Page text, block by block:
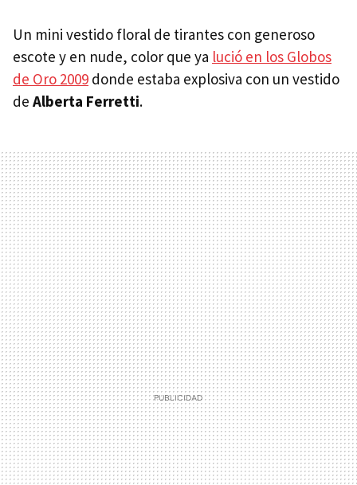
Un mini vestido floral de tirantes con generoso
escote y en nude, color que ya lució en los Globos
de Oro 2009 donde estaba explosiva con un vestido
de Alberta Ferretti.